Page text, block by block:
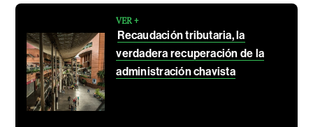
VER +
Recaudación tributaria, la
verdadera recuperación de la
administración chavista